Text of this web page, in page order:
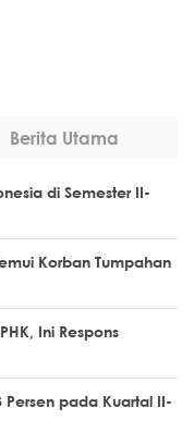
Berita Utama
di Semester II-
Korban Tumpahan
Ini Respons
Persen pada Kuartal II-